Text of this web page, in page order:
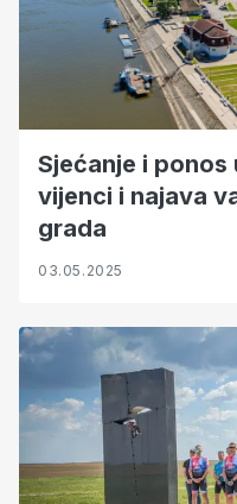
Sjećanje i ponos
vijenci i najava
grada
03.05.2025